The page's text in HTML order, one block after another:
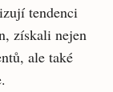
tendenci
získali nejen
ale také